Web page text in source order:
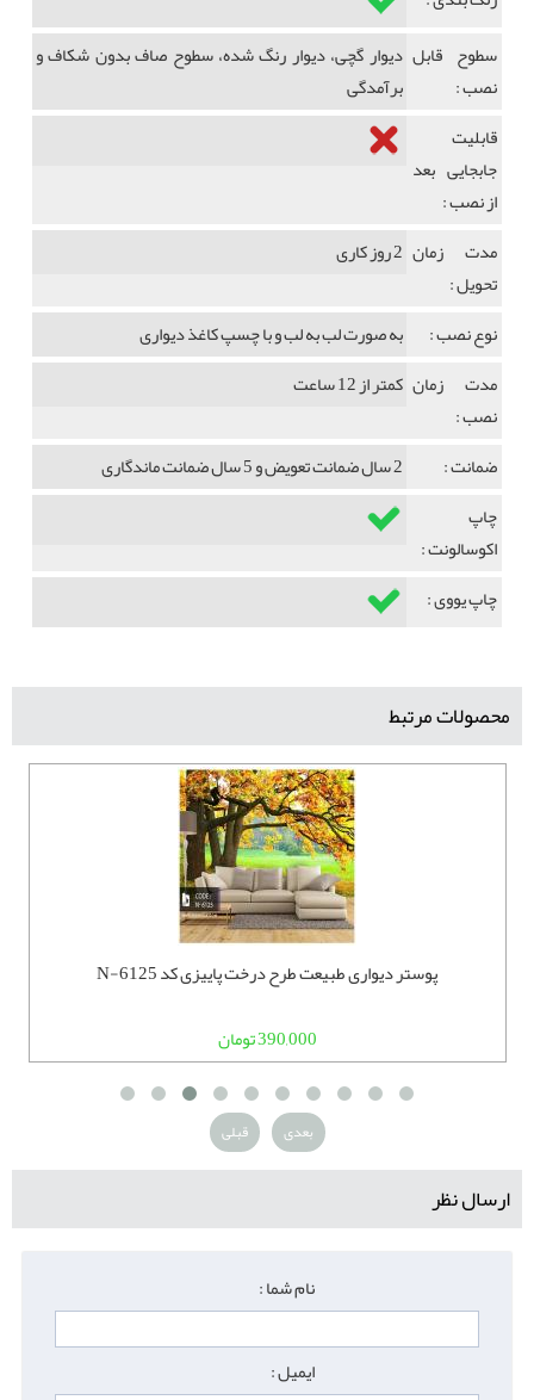
سطوح قابل
نصب :
دیوار گچی، دیوار رنگ شده، سطوح صاف بدون شکاف و
برآمدگی
قابلیت
جابجایی بعد
از نصب :
مدت زمان
تحویل :
2 روز کاری
نوع نصب :
به صورت لب به لب و با چسپ کاغذ دیواری
مدت زمان
نصب :
کمتر از 12 ساعت
ضمانت :
2 سال ضمانت تعویض و 5 سال ضمانت ماندگاری
چاپ
اکوسالونت :
چاپ یووی :
محصولات مرتبط
پوستر دیواری طبیعت طرح درخت پاییزی کد N-6125
390,000 تومان
قبلی بعدی
ارسال نظر
نام شما :
ایمیل :